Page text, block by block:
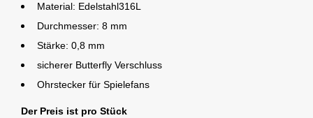
Material: Edelstahl316L
Durchmesser: 8 mm
Stärke: 0,8 mm
sicherer Butterfly Verschluss
Ohrstecker für Spielefans
Der Preis ist pro Stück